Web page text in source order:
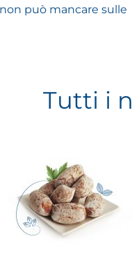
può mancare sulle
Tutti i